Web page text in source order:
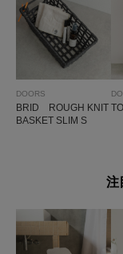
DOORS
BRID ROUGH KNIT
BASKET SLIM S
注